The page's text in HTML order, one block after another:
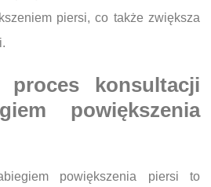
piersi, co także zwiększa
proces konsultacji
powiększenia
powiększenia piersi to